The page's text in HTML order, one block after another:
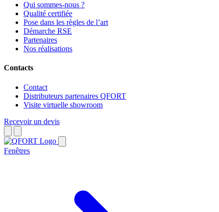
Qui sommes-nous ?
Qualité certifiée
Pose dans les règles de l’art
Démarche RSE
Partenaires
Nos réalisations
Contacts
Contact
Distributeurs partenaires QFORT
Visite virtuelle showroom
Recevoir un devis
Fenêtres